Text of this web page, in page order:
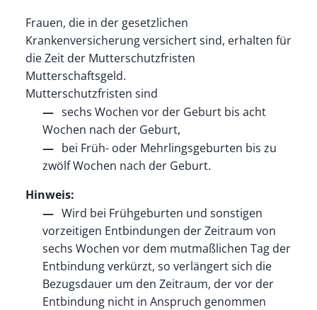
Frauen, die in der gesetzlichen
Krankenversicherung versichert sind, erhalten für
die Zeit der Mutterschutzfristen
Mutterschaftsgeld.
Mutterschutzfristen sind
sechs Wochen vor der Geburt bis acht
Wochen nach der Geburt,
bei Früh- oder Mehrlingsgeburten bis zu
zwölf Wochen nach der Geburt.
Hinweis:
Wird bei Frühgeburten und sonstigen
vorzeitigen Entbindungen der Zeitraum von
sechs Wochen vor dem mutmaßlichen Tag der
Entbindung verkürzt, so verlängert sich die
Bezugsdauer um den Zeitraum, der vor der
Entbindung nicht in Anspruch genommen